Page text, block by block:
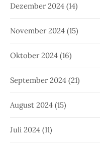
Dezember 2024 (14)
November 2024 (15)
Oktober 2024 (16)
September 2024 (21)
August 2024 (15)
Juli 2024 (11)